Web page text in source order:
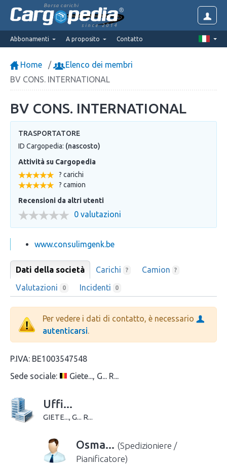
Borsa carichi
since 2014
Abbonamenti A proposito Contatto
Home
Elenco dei membri
BV CONS. INTERNATIONAL
BV CONS. INTERNATIONAL
TRASPORTATORE
ID Cargopedia: (nascosto)
Attività su Cargopedia
? carichi
? camion
Recensioni da altri utenti
0 valutazioni
www.consulimgenk.be
Dati della società Carichi ? Camion ?
Valutazioni 0 Incidenti 0
Per vedere i dati di contatto, è necessario
autenticarsi
P.IVA: BE1003547548
Sede sociale:
Giete..., G... R...
Uffi...
GIETE..., G... R...
Osma... (Spedizioniere /
Pianificatore)